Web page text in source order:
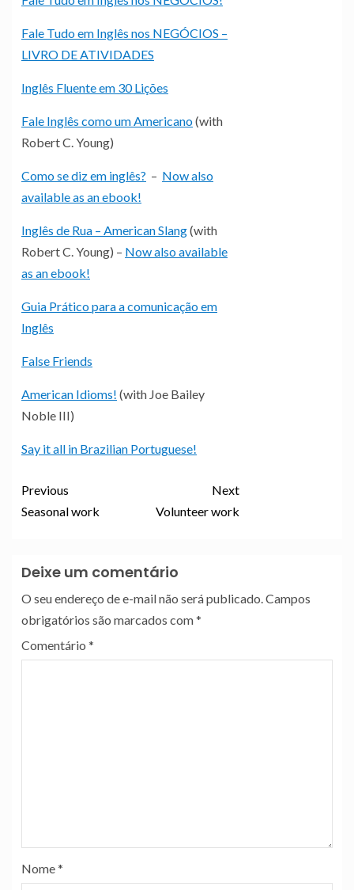
Fale Tudo em Inglês nos NEGÓCIOS –
LIVRO DE ATIVIDADES
Inglês Fluente em 30 Lições
Fale Inglês como um Americano(with
Robert C. Young)
Como se diz em inglês? – Now also
available as an ebook!
Inglês de Rua – American Slang(with
Robert C. Young) – Now also available
as an ebook!
Guia Prático para a comunicação em
Inglês
False Friends
American Idioms! (with Joe Bailey
Noble III)
Say it all in Brazilian Portuguese!
Previous
Seasonal work
Next
Volunteer work
Deixe um comentário
O seu endereço de e-mail não será publicado.Campos
obrigatórios são marcados com*
Comentário *
Nome*